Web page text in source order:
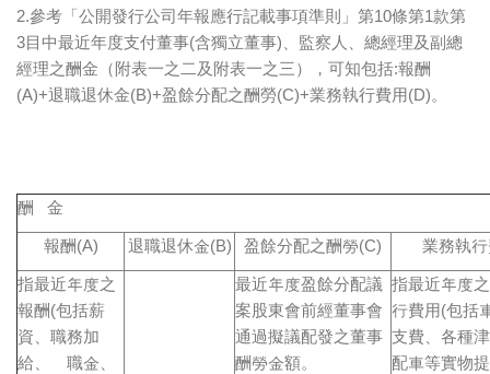
2.參考「公開發行公司年報應行記載事項準則」第10條第1款第
3目中最近年度支付董事(含獨立董事)、監察人、總經理及副總
經理之酬金（附表一之二及附表一之三），可知包括:報酬
(A)+退職退休金(B)+盈餘分配之酬勞(C)+業務執行費用(D)。
酬 金
報酬(A) 退職退休金(B) 盈餘分配之酬勞(C) 業務執
指最近年度之
報酬(包括薪
資、職務加
給、離職金、
最近年度盈餘分配議
案股東會前經董事會
通過擬議配發之董事
酬勞金額。
指最近年度
行費用(包括
支費、各種
配車等實物